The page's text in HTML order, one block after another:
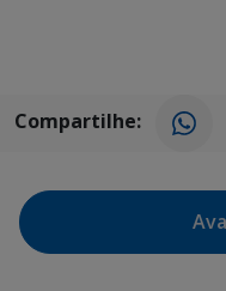
Compartilhe: